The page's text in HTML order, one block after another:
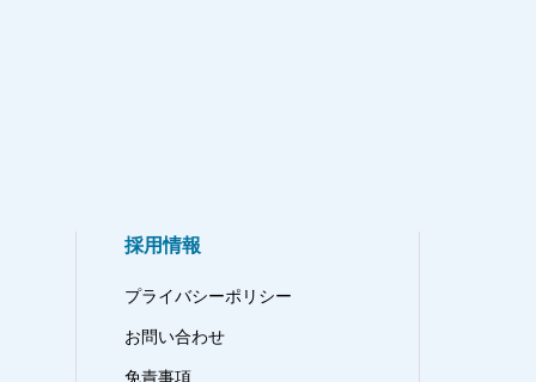
採用情報
プライバシーポリシー
お問い合わせ
免責事項